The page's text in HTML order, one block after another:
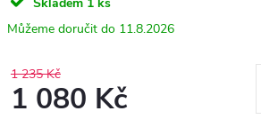
11.8.2026
1 235 Kč
1 080 Kč